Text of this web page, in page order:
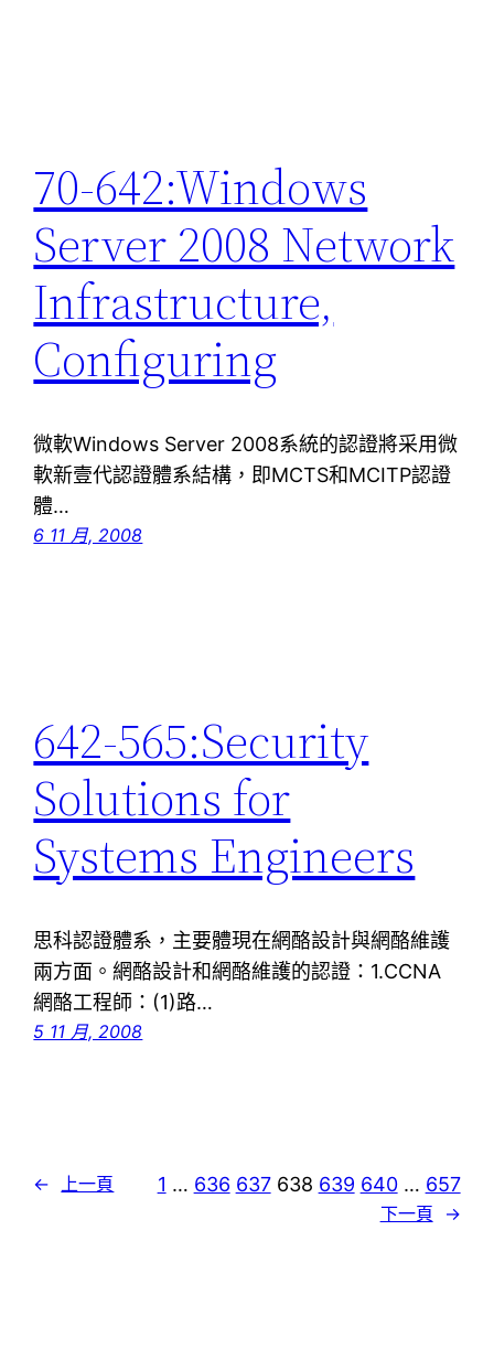
70-642:Windows
Server 2008 Network
Infrastructure,
Configuring
微軟Windows Server 2008系統的認證將采用微
軟新壹代認證體系結構，即MCTS和MCITP認證
體…
6 11 月, 2008
642-565:Security
Solutions for
Systems Engineers
思科認證體系，主要體現在網酪設計與網酪維護
兩方面。網酪設計和網酪維護的認證：1.CCNA
網酪工程師：(1)路…
5 11 月, 2008
← 上一頁 1 … 636 637 638 639 640 … 657
下一頁 →